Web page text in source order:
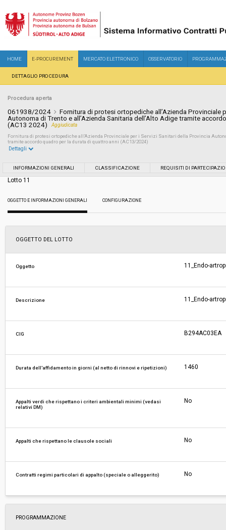
HOME E-PROCUREMENT MERCATO ELETTRONICO OSSERVATORIO
DETTAGLIO PROCEDURA
Procedura aperta
061938/2024
Fornitura di protesi ortopediche all’Azienda Provinciale
Autonoma di Trento e all’Azienda Sanitaria dell’Alto Adige tramite
(AC13 2024)
Aggiudicata
Fornitura di protesi ortopediche all’Azienda Provinciale per i Servizi Sanitari della Provincia
tramite accordo quadro per la durata di quattro anni (AC13/2024)
Tipo di contratto:
Servizi sociali:
Scelta del contraente:
Valore stimato della procedura:
Dettagli
INFORMAZIONI GENERALI CLASSIFICAZIONE REQUISITI DI
Lotto 11
OGGETTO E INFORMAZIONI GENERALI CONFIGURAZIONE
OGGETTO DEL LOTTO
Oggetto 11_Endo-
Descrizione 11_Endo-
CIG B294AC03EA
Durata dell'affidamento in giorni (al netto di rinnovi e ripetizioni) 1460
Appalti verdi che rispettano i criteri ambientali minimi (vedasi
relativi DM)
No
Appalti che rispettano le clausole sociali No
Contratti regimi particolari di appalto (speciale o alleggerito) No
PROGRAMMAZIONE